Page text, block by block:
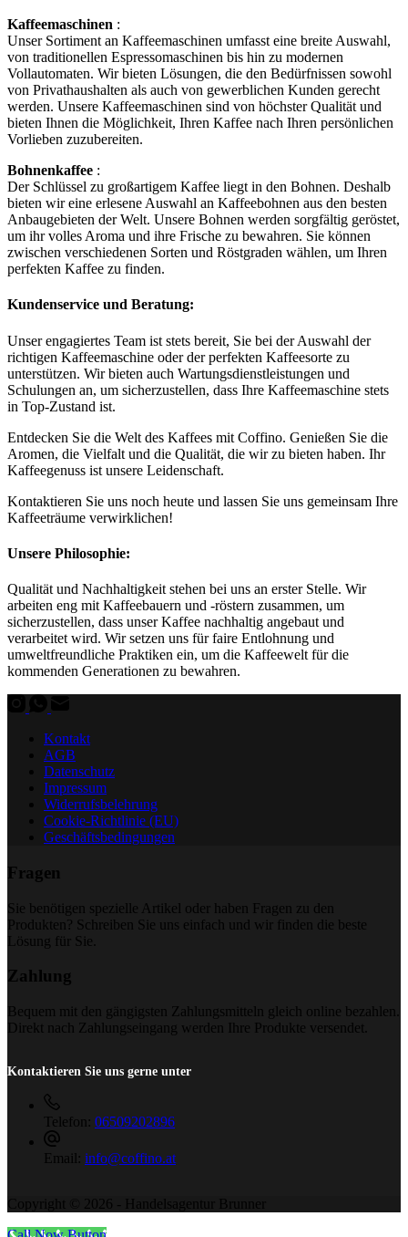
Kaffeemaschinen :
Unser Sortiment an Kaffeemaschinen umfasst eine breite Auswahl,
von traditionellen Espressomaschinen bis hin zu modernen
Vollautomaten. Wir bieten Lösungen, die den Bedürfnissen sowohl
von Privathaushalten als auch von gewerblichen Kunden gerecht
werden. Unsere Kaffeemaschinen sind von höchster Qualität und
bieten Ihnen die Möglichkeit, Ihren Kaffee nach Ihren persönlichen
Vorlieben zuzubereiten.
Bohnenkaffee :
Der Schlüssel zu großartigem Kaffee liegt in den Bohnen. Deshalb
bieten wir eine erlesene Auswahl an Kaffeebohnen aus den besten
Anbaugebieten der Welt. Unsere Bohnen werden sorgfältig geröstet,
um ihr volles Aroma und ihre Frische zu bewahren. Sie können
zwischen verschiedenen Sorten und Röstgraden wählen, um Ihren
perfekten Kaffee zu finden.
Kundenservice und Beratung:
Unser engagiertes Team ist stets bereit, Sie bei der Auswahl der
richtigen Kaffeemaschine oder der perfekten Kaffeesorte zu
unterstützen. Wir bieten auch Wartungsdienstleistungen und
Schulungen an, um sicherzustellen, dass Ihre Kaffeemaschine stets
in Top-Zustand ist.
Entdecken Sie die Welt des Kaffees mit Coffino. Genießen Sie die
Aromen, die Vielfalt und die Qualität, die wir zu bieten haben. Ihr
Kaffeegenuss ist unsere Leidenschaft.
Kontaktieren Sie uns noch heute und lassen Sie uns gemeinsam Ihre
Kaffeeträume verwirklichen!
Unsere Philosophie:
Qualität und Nachhaltigkeit stehen bei uns an erster Stelle. Wir
arbeiten eng mit Kaffeebauern und -röstern zusammen, um
sicherzustellen, dass unser Kaffee nachhaltig angebaut und
verarbeitet wird. Wir setzen uns für faire Entlohnung und
umweltfreundliche Praktiken ein, um die Kaffeewelt für die
kommenden Generationen zu bewahren.
Kontakt
AGB
Datenschutz
Impressum
Widerrufsbelehrung
Cookie-Richtlinie (EU)
Geschäftsbedingungen
Fragen
Sie benötigen spezielle Artikel oder haben Fragen zu den
Produkten? Schreiben Sie uns einfach und wir finden die beste
Lösung für Sie.
Zahlung
Bequem mit den gängigsten Zahlungsmitteln gleich online bezahlen.
Direkt nach Zahlungseingang werden Ihre Produkte versendet.
Kontaktieren Sie uns gerne unter
Telefon: 06509202896
Email: info@coffino.at
Copyright © 2026 - Handelsagentur Brunner